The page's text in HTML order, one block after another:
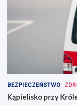
BEZPIECZEŃSTWO
Kąpielisko przy